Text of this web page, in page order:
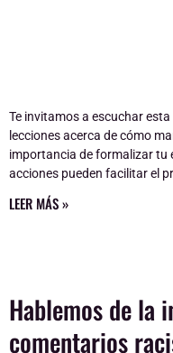
Te invitamos a escuchar
lecciones acerca de cómo
importancia de formalizar tu
acciones pueden facilitar el
LEER MÁS »
Hablemos de la
comentarios